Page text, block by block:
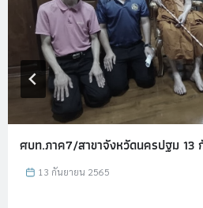
ศบท.ภาค7/สาขาจังหวัดนครปฐม 13
13 กันยายน 2565